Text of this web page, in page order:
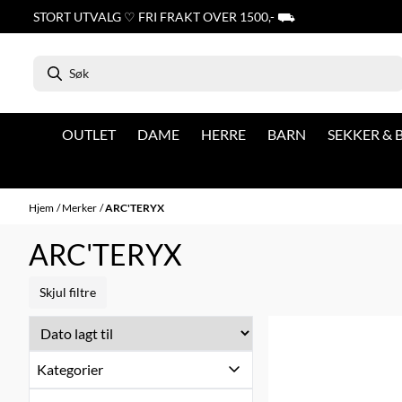
Hopp til innhold
STORT UTVALG ♡ FRI FRAKT OVER 1500,- ⛟
OUTLET DAME HERRE BARN SEKKER &
Hjem /Merker /ARC'TERYX
ARC'TERYX
Skjul filtre
Kategorier